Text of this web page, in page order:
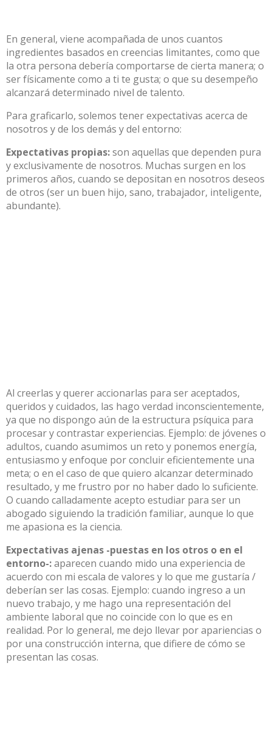
En general, viene acompañada de unos cuantos
ingredientes basados en creencias limitantes, como que
la otra persona debería comportarse de cierta manera; o
ser físicamente como a ti te gusta; o que su desempeño
alcanzará determinado nivel de talento.
Para graficarlo, solemos tener expectativas acerca de
nosotros y de los demás y del entorno:
Expectativas propias:son aquellas que dependen pura
y exclusivamente de nosotros. Muchas surgen en los
primeros años, cuando se depositan en nosotros deseos
de otros (ser un buen hijo, sano, trabajador, inteligente,
abundante).
Al creerlas y querer accionarlas para ser aceptados,
queridos y cuidados, las hago verdad inconscientemente,
ya que no dispongo aún de la estructura psíquica para
procesar y contrastar experiencias. Ejemplo: de jóvenes o
adultos, cuando asumimos un reto y ponemos energía,
entusiasmo y enfoque por concluir eficientemente una
meta; o en el caso de que quiero alcanzar determinado
resultado, y me frustro por no haber dado lo suficiente.
O cuando calladamente acepto estudiar para ser un
abogado siguiendo la tradición familiar, aunque lo que
me apasiona es la ciencia.
Expectativas ajenas -puestas en los otros o en el
entorno-:aparecen cuando mido una experiencia de
acuerdo con mi escala de valores y lo que me gustaría /
deberían ser las cosas. Ejemplo: cuando ingreso a un
nuevo trabajo, y me hago una representación del
ambiente laboral que no coincide con lo que es en
realidad. Por lo general, me dejo llevar por apariencias o
por una construcción interna, que difiere de cómo se
presentan las cosas.